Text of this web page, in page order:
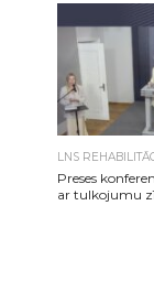
LNS
Preses
ar tulkojumu